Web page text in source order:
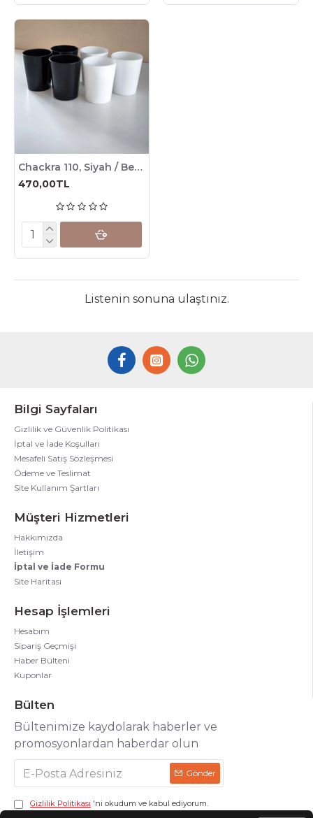
Chackra 110, Siyah / Beyaz Mum Bardağı, 155cc , 6 Adet
470,00TL
Listenin sonuna ulaştınız.
Bilgi Sayfaları
Gizlilik ve Güvenlik Politikası
İptal ve İade Koşulları
Mesafeli Satış Sözleşmesi
Ödeme ve Teslimat
Site Kullanım Şartları
Müşteri Hizmetleri
Hakkımızda
İletişim
İptal ve İade Formu
Site Haritası
Hesap İşlemleri
Hesabım
Sipariş Geçmişi
Haber Bülteni
Kuponlar
Bülten
Bültenimize kaydolarak haberler ve
promosyonlardan haberdar olun
Gönder
Gizlilik Politikası 'ni okudum ve kabul ediyorum.